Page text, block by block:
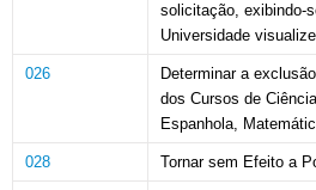
solicitação, exibindo-
Universidade
026
Determinar a
dos Cursos de
Espanhola,
028 Tornar sem Efeito a